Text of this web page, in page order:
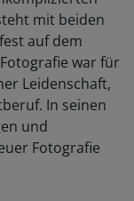
mit beiden
auf dem
war für
Leidenschaft,
In seinen
und
Fotografie